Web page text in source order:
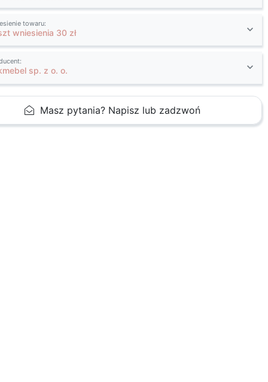
towaru:
wniesienia 30 zł
sp. z o. o.
Masz pytania? Napisz lub zadzwoń